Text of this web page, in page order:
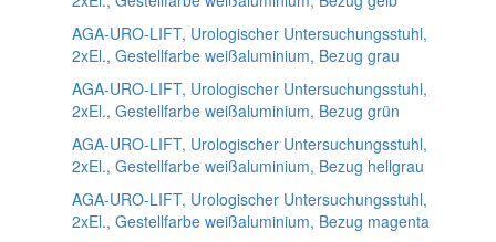
AGA-URO-LIFT, Urologischer Untersuchungsstuhl,
2xEl., Gestellfarbe weißaluminium, Bezug grau
AGA-URO-LIFT, Urologischer Untersuchungsstuhl,
2xEl., Gestellfarbe weißaluminium, Bezug grün
AGA-URO-LIFT, Urologischer Untersuchungsstuhl,
2xEl., Gestellfarbe weißaluminium, Bezug hellgrau
AGA-URO-LIFT, Urologischer Untersuchungsstuhl,
2xEl., Gestellfarbe weißaluminium, Bezug magenta